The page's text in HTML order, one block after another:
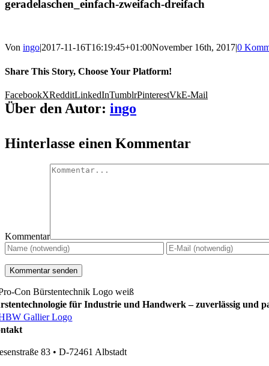
geradelaschen_einfach-zweifach-dreifach
Von ingo|2017-11-16T16:19:45+01:00November 16th, 2017|0
Share This Story, Choose Your Platform!
FacebookXRedditLinkedInTumblrPinterestVkE-Mail
Über den Autor: ingo
Hinterlasse einen Kommentar
Kommentar
für Industrie und Handwerk – zuverlässig und
83 • D-72461 Albstadt